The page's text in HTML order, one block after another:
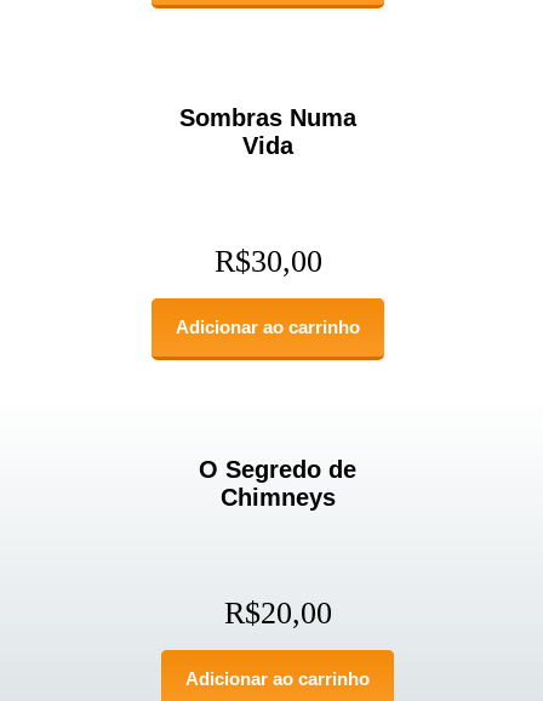
Sombras Numa
Vida
R$30,00
Adicionar ao carrinho
O Segredo de
Chimneys
R$20,00
Adicionar ao carrinho